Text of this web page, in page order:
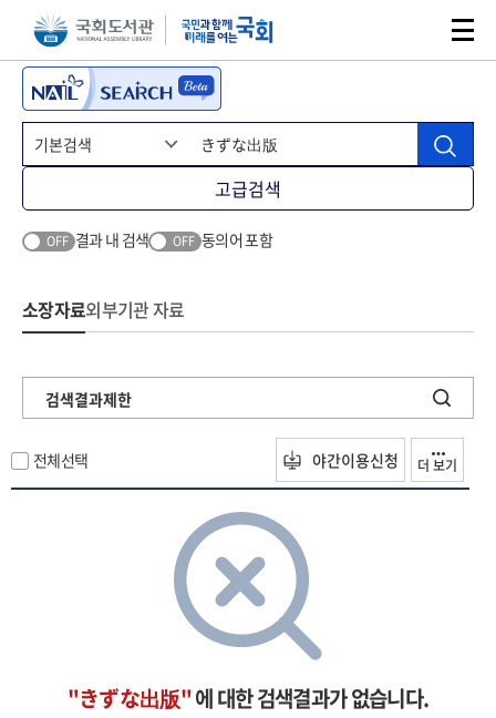
본문 바로가기주메뉴 바로가기
고급검색
OFF 결과 내 검색 OFF 동의어 포함
소장자료외부기관 자료
검색결과제한
전체선택 야간이용신청 더 보기
"きずな出版"에 대한 검색결과가 없습니다.